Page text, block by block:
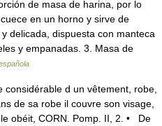
de masa de harina, por lo
en un horno y sirve de
delicada, dispuesta con manteca
y empanadas. 3. Masa de
d un vêtement, robe,
de sa robe il couvre son visage,
obéit, CORN. Pomp. II, 2. • De